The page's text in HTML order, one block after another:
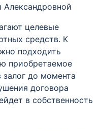
целевые
средств. К
подходить
приобретаемое
до момента
договора
в собственность